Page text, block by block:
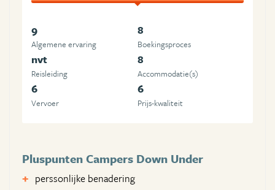
9
Algemene ervaring
8
Boekingsproces
nvt
Reisleiding
8
Accommodatie(s)
6
Vervoer
6
Prijs-kwaliteit
Pluspunten Campers Down Under
perssonlijke benadering